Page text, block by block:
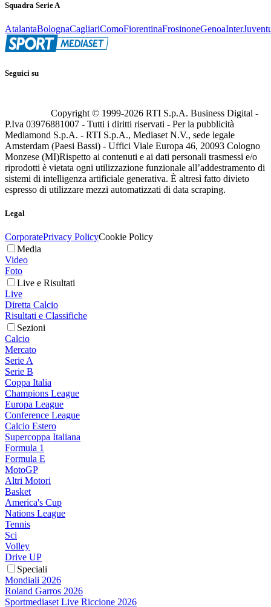
Squadra Serie A
AtalantaBolognaCagliariComoFiorentinaFrosinoneGenoaInter
Seguici su
Copyright © 1999-2026 RTI S.p.A. Business Digital -
P.Iva 03976881007 - Tutti i diritti riservati - Per la pubblicità
Mediamond S.p.A. - RTI S.p.A., Mediaset N.V., sede legale
Amsterdam (Paesi Bassi) - Uffici Viale Europa 46, 20093 Cologno
Monzese (MI)Rispetto ai contenuti e ai dati personali trasmessi e/o
riprodotti è vietata ogni utilizzazione funzionale all’addestramento di
sistemi di intelligenza artificiale generativa. È altresì fatto divieto
espresso di utilizzare mezzi automatizzati di data scraping.
Legal
CorporatePrivacy PolicyCookie Policy
Media
Video
Foto
Live e Risultati
Live
Diretta Calcio
Risultati e Classifiche
Sezioni
Calcio
Mercato
Serie A
Serie B
Coppa Italia
Champions League
Europa League
Conference League
Calcio Estero
Supercoppa Italiana
Formula 1
Formula E
MotoGP
Altri Motori
Basket
America's Cup
Nations League
Tennis
Sci
Volley
Drive UP
Speciali
Mondiali 2026
Roland Garros 2026
Sportmediaset Live Riccione 2026